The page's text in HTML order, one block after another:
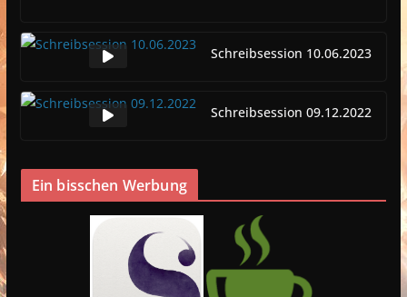
Schreibsession 10.06.2023
Schreibsession 09.12.2022
Ein bisschen Werbung